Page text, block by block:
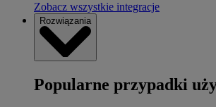
Zobacz wszystkie integracje
Rozwiązania
Popularne przypadki